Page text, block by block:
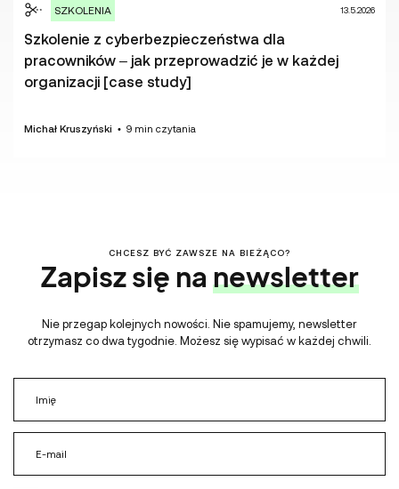
SZKOLENIA 13.5.2026
Szkolenie z cyberbezpieczeństwa dla
pracowników – jak przeprowadzić je w każdej
organizacji [case study]
Michał Kruszyński • 9 min czytania
CHCESZ BYĆ ZAWSZE NA BIEŻĄCO?
Zapisz się na newsletter
Nie przegap kolejnych nowości. Nie spamujemy, newsletter
otrzymasz co dwa tygodnie. Możesz się wypisać w każdej chwili.